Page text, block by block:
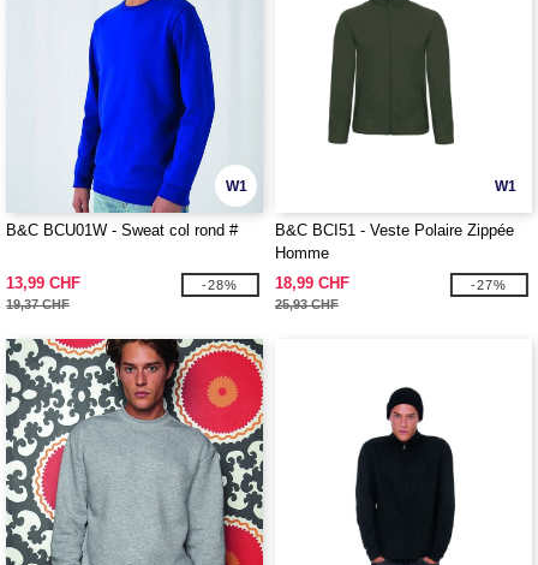
W1
B&C BCU01W - Sweat col rond #
13,99 CHF
19,37 CHF
-28%
W1
B&C BCI51 - Veste Polaire Zippée
Homme
18,99 CHF
25,93 CHF
-27%